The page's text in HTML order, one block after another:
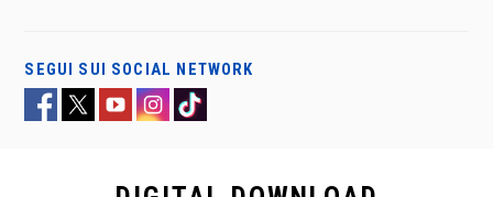
SEGUI SUI SOCIAL NETWORK